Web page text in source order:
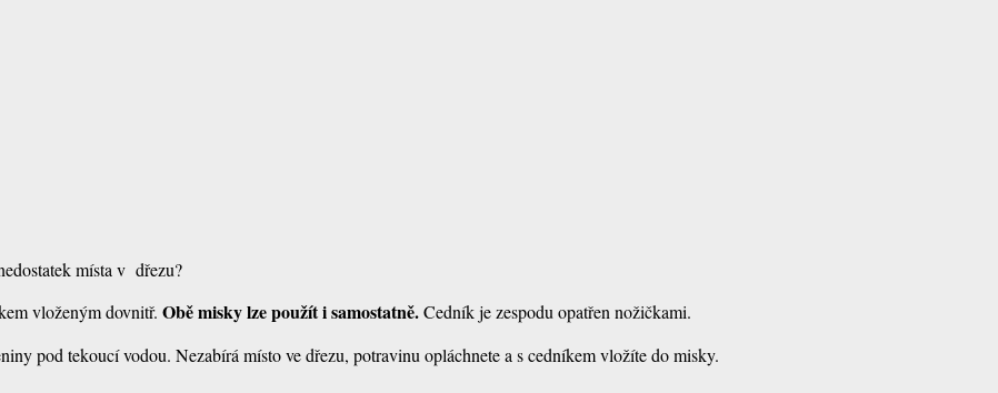
místa v dřezu?
vloženým dovnitř. Obě misky lze použít i samostatně.Cedník je zespodu opatřen nožičkami.
pod tekoucí vodou. Nezabírá místo ve dřezu, potravinu opláchnete a s cedníkem vložíte do misky.